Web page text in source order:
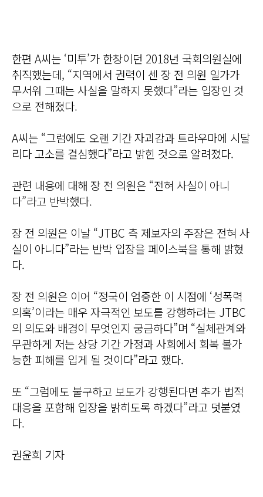
한편 A씨는 ‘미투’가 한창이던 2018년 국회의원실에
취직했는데, “지역에서 권력이 센 장 전 의원 일가가
무서워 그때는 사실을 말하지 못했다”라는 입장인 것
으로 전해졌다.
A씨는 “그럼에도 오랜 기간 자괴감과 트라우마에 시달
리다 고소를 결심했다”라고 밝힌 것으로 알려졌다.
관련 내용에 대해 장 전 의원은 “전혀 사실이 아니
다”라고 반박했다.
장 전 의원은 이날 “JTBC 측 제보자의 주장은 전혀 사
실이 아니다”라는 반박 입장을 페이스북을 통해 밝혔
다.
장 전 의원은 이어 “정국이 엄중한 이 시점에 ‘성폭력
의혹’이라는 매우 자극적인 보도를 강행하려는 JTBC
의 의도와 배경이 무엇인지 궁금하다”며 “실체관계와
무관하게 저는 상당 기간 가정과 사회에서 회복 불가
능한 피해를 입게 될 것이다”라고 했다.
또 “그럼에도 불구하고 보도가 강행된다면 추가 법적
대응을 포함해 입장을 밝히도록 하겠다”라고 덧붙였
다.
권윤희 기자